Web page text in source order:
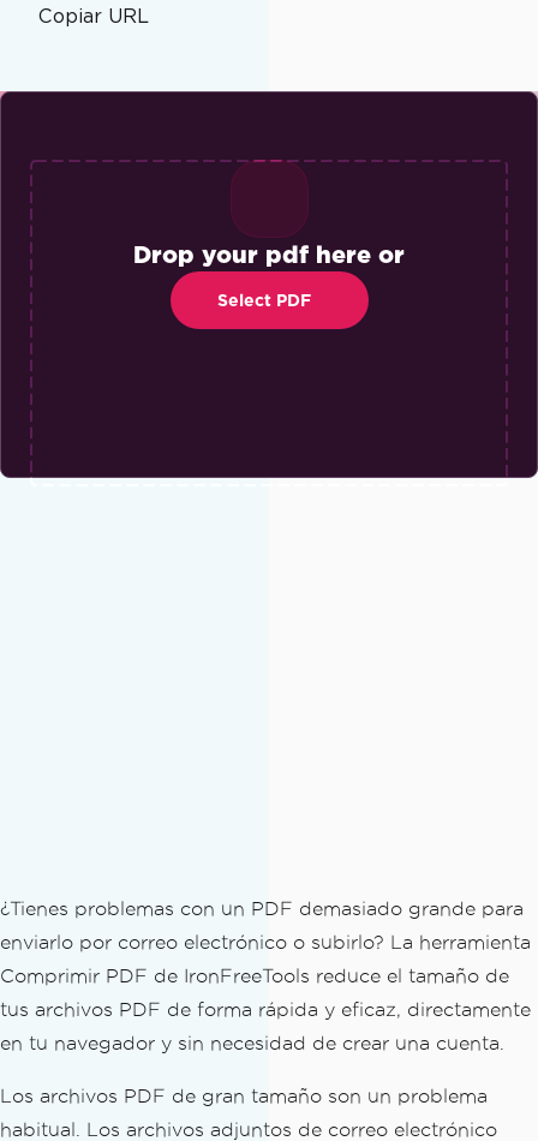
Copiar URL
¿Tienes problemas con un PDF demasiado grande para
enviarlo por correo electrónico o subirlo? La herramienta
Comprimir PDF de IronFreeTools reduce el tamaño de
tus archivos PDF de forma rápida y eficaz, directamente
en tu navegador y sin necesidad de crear una cuenta.
Los archivos PDF de gran tamaño son un problema
habitual. Los archivos adjuntos de correo electrónico